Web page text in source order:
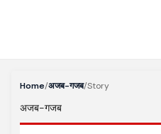
Home/अजब-गजब/Story
अजब-गजब